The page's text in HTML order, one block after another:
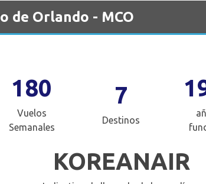
de Orlando - MCO
180
Vuelos
Semanales
7
Destinos
KOREANAIR